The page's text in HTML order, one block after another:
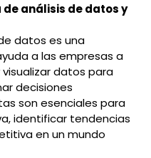
de análisis de datos y
datos es una
a las empresas a
datos para
decisiones
son esenciales para
identificar tendencias
en un mundo